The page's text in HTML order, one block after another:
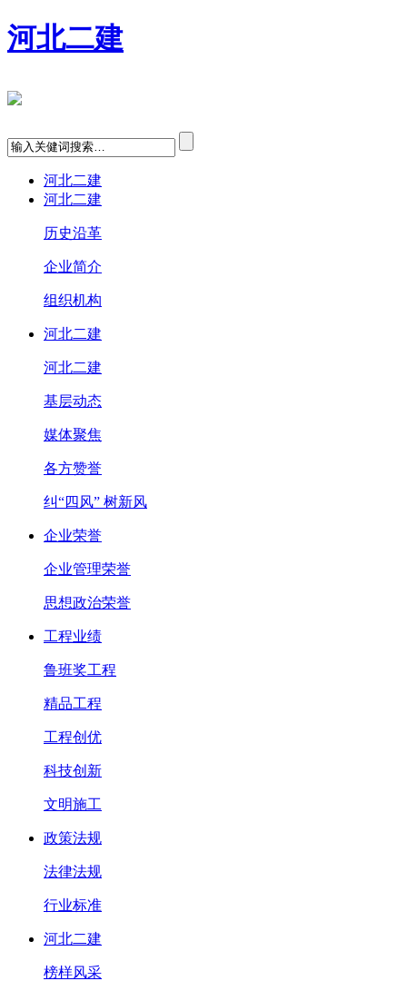
河北二建
河北二建
河北二建
历史沿革
企业简介
组织机构
河北二建
河北二建
基层动态
媒体聚焦
各方赞誉
纠“四风” 树新风
企业荣誉
企业管理荣誉
思想政治荣誉
工程业绩
鲁班奖工程
精品工程
工程创优
科技创新
文明施工
政策法规
法律法规
行业标准
河北二建
榜样风采